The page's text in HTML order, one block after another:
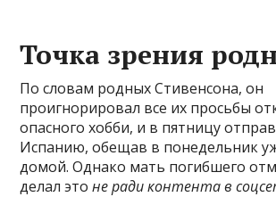
Точка зрения
По словам родных Стивенсона, он
проигнорировал все их просьбы
опасного хобби, и в пятницу
Испанию, обещав в понедельник
домой. Однако мать погибшего
делал этоне ради контента в